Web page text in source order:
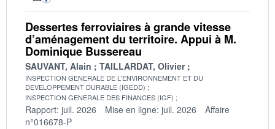
Dessertes ferroviaires à grande vitesse
d’aménagement du territoire. Appui à M.
Dominique Bussereau
SAUVANT, Alain TAILLARDAT, Olivier
INSPECTION GENERALE DE L'ENVIRONNEMENT ET DU
DEVELOPPEMENT DURABLE (IGEDD)
INSPECTION GENERALE DES FINANCES (IGF)
Rapport: juil. 2026 Mise en ligne: juil. 2026
Affaire
n°016678-P